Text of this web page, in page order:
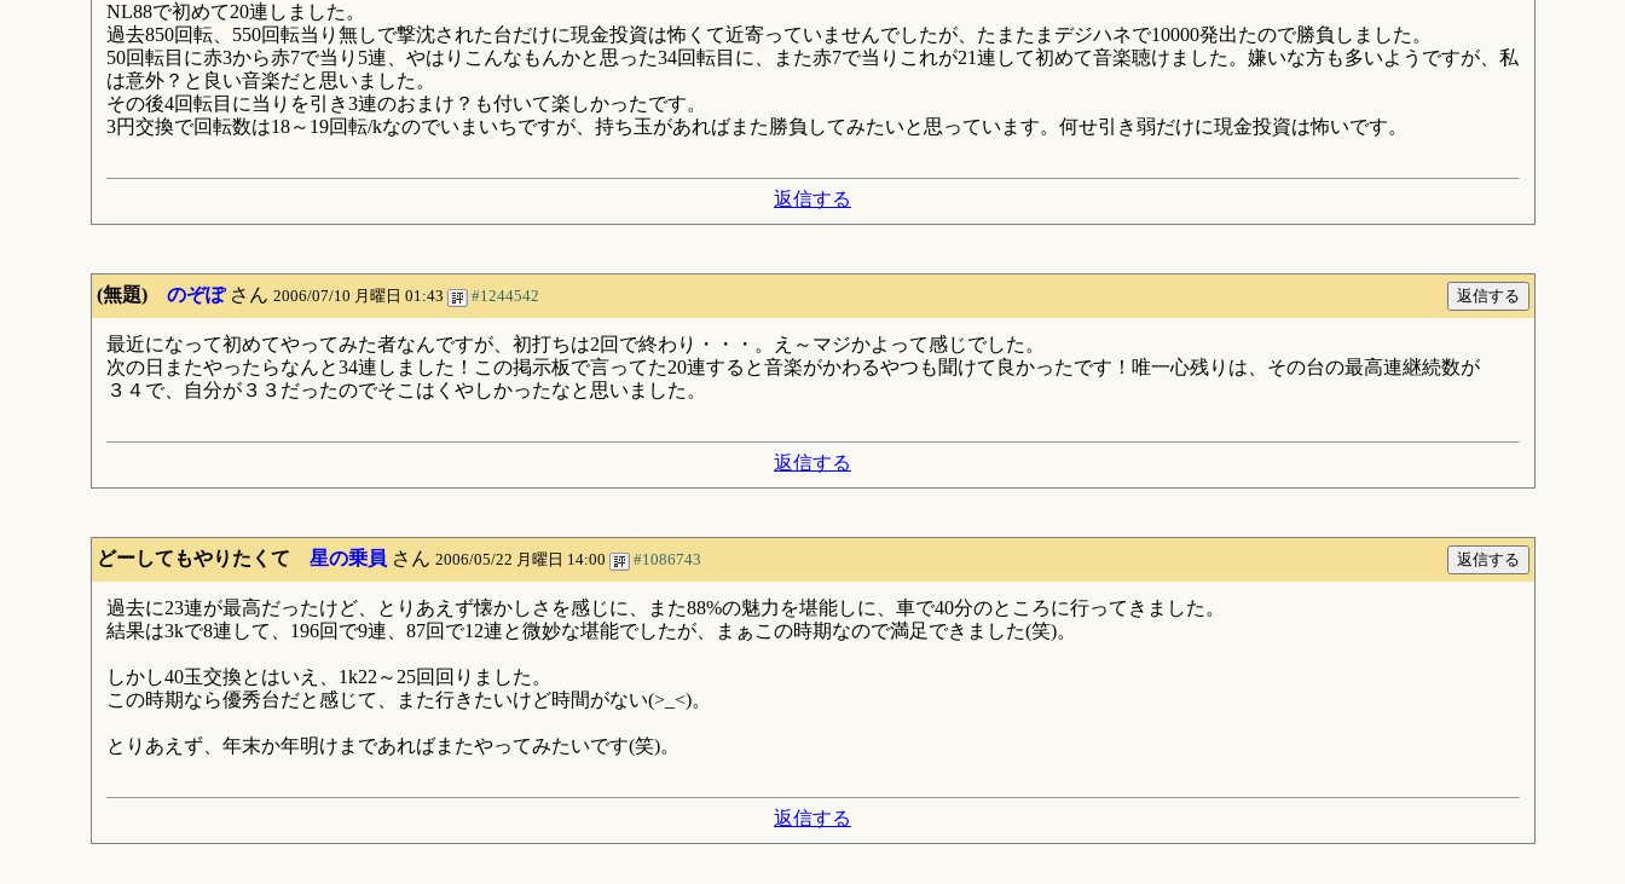
NL88で初めて20連しました。
過去850回転、550回転当り無しで撃沈された台だけに現金投資は怖くて近寄っていませんでしたが、たまたまデジハネで10000発出たので勝負しました。
50回転目に赤3から赤7で当り5連、やはりこんなもんかと思った34回転目に、また赤7で当りこれが21連して初めて音楽聴けました。嫌いな方も多いようですが、私
は意外？と良い音楽だと思いました。
その後4回転目に当りを引き3連のおまけ？も付いて楽しかったです。
3円交換で回転数は18～19回転/kなのでいまいちですが、持ち玉があればまた勝負してみたいと思っています。何せ引き弱だけに現金投資は怖いです。
返信する
(無題) のぞぽさん 2006/07/10 月曜日 01:43 #1244542
最近になって初めてやってみた者なんですが、初打ちは2回で終わり・・・。え～マジかよって感じでした。
次の日またやったらなんと34連しました！この掲示板で言ってた20連すると音楽がかわるやつも聞けて良かったです！唯一心残りは、その台の最高連継続数が
３４で、自分が３３だったのでそこはくやしかったなと思いました。
返信する
どーしてもやりたくて 星の乗員 さん 2006/05/22 月曜日 14:00 #1086743
過去に23連が最高だったけど、とりあえず懐かしさを感じに、また88%の魅力を堪能しに、車で40分のところに行ってきました。
結果は3kで8連して、196回で9連、87回で12連と微妙な堪能でしたが、まぁこの時期なので満足できました(笑)。
しかし40玉交換とはいえ、1k22～25回回りました。
この時期なら優秀台だと感じて、また行きたいけど時間がない(>_<)。
とりあえず、年末か年明けまであればまたやってみたいです(笑)。
返信する